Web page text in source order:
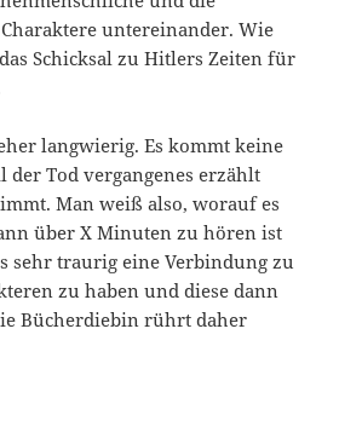
untereinander. Wie
Schicksal zu Hitlers Zeiten für
langwierig. Es kommt keine
der Tod vergangenes erzählt
Man weiß also, worauf es
über X Minuten zu hören ist
sehr traurig eine Verbindung zu
zu haben und diese dann
Bücherdiebin rührt daher